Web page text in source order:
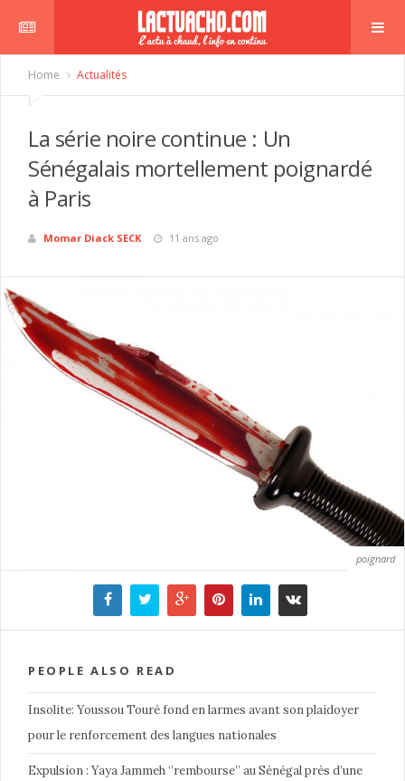
Home Actualités
La série noire continue : Un
Sénégalais mortellement poignardé
à Paris
Momar Diack SECK 11 ans ago
poignard
PEOPLE ALSO READ
Insolite: Youssou Touré fond en larmes avant son plaidoyer
pour le renforcement des langues nationales
Expulsion : Yaya Jammeh ‘’rembourse’’ au Sénégal près d’une